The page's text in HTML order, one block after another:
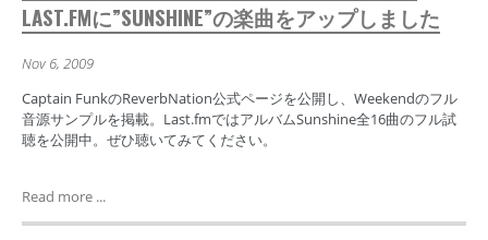
LAST.FMに”SUNSHINE”の楽曲をアップしました
Nov 6, 2009
Captain FunkのReverbNation公式ページを公開し、Weekendのフル
音源サンプルを掲載。Last.fmではアルバムSunshine全16曲のフル試
聴を公開中。ぜひ聴いてみてください。
Read more ...